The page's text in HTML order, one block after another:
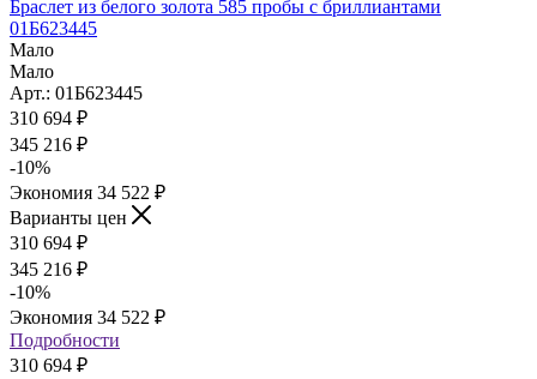
Браслет из белого золота 585 пробы с бриллиантами
01Б623445
Мало
Мало
Арт.: 01Б623445
310 694 ₽
345 216 ₽
-10%
Экономия 34 522 ₽
Варианты цен
310 694 ₽
345 216 ₽
-10%
Экономия 34 522 ₽
Подробности
310 694 ₽